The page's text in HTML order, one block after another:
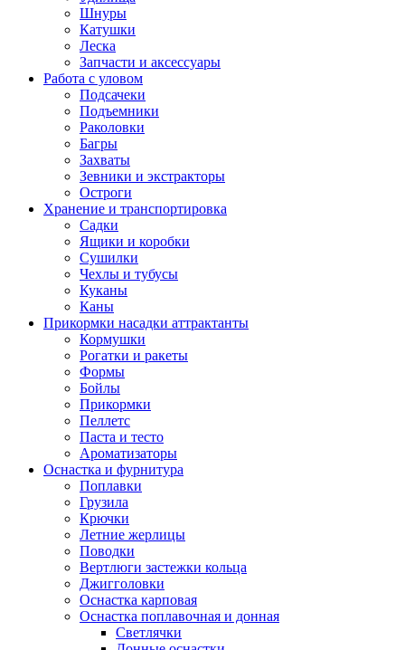
Шнуры
Катушки
Леска
Запчасти и аксессуары
Работа с уловом
Подсачеки
Подъемники
Раколовки
Багры
Захваты
Зевники и экстракторы
Остроги
Хранение и транспортировка
Садки
Ящики и коробки
Сушилки
Чехлы и тубусы
Куканы
Каны
Прикормки насадки аттрактанты
Кормушки
Рогатки и ракеты
Формы
Бойлы
Прикормки
Пеллетс
Паста и тесто
Ароматизаторы
Оснастка и фурнитура
Поплавки
Грузила
Крючки
Летние жерлицы
Поводки
Вертлюги застежки кольца
Джигголовки
Оснастка карповая
Оснастка поплавочная и донная
Светлячки